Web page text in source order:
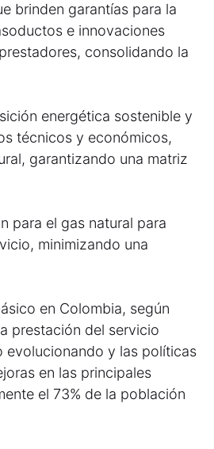
brinden garantías para la
e innovaciones
consolidando la
energética sostenible y
técnicos y económicos,
garantizando una matriz
para el gas natural para
minimizando una
en Colombia, según
prestación del servicio
evolucionando y las políticas
en las principales
el 73% de la población